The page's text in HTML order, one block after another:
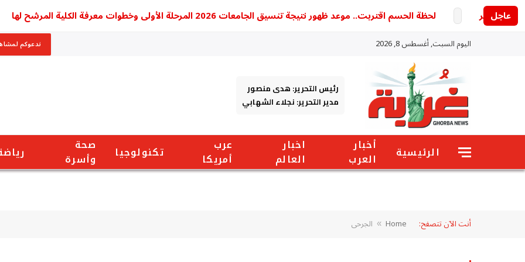
عاجل
مصر لحظة الحسم اقتربت.. موعد ظهور نتيجة تنسيق الجامعات 2026 المرحلة الأولى وخطوات معرفة الكلية المرشح لها
اليوم السبت, أغسطس 8, 2026 ندعوكم
رئيس التحرير: هدى منصور
مدير التحرير: نجلاء الشهابي
الرئيسية
أخبار
العرب
اخبار
العالم
عرب
أمريكا
تكنولوجيا
صحة
وأسرة
أنت الآن تتصفح: Home
» الجرحى